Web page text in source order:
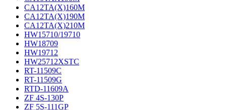
CA12TA(X)160M
CA12TA(X)190M
CA12TA(X)210M
HW15710/19710
HW18709
HW19712
HW25712XSTC
RT-11509C
RT-11509G
RTD-11609A
ZF 4S-130P
ZF 5S-111GP